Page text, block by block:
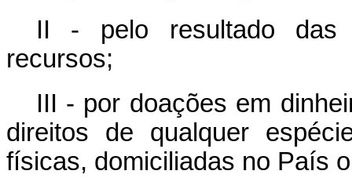
II - pelo resultado das
recursos;
III - por doações em
direitos de qualquer
físicas, domiciliadas no País